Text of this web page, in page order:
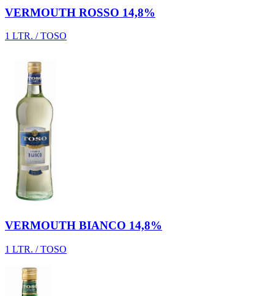
VERMOUTH ROSSO 14,8%
1 LTR. / TOSO
VERMOUTH BIANCO 14,8%
1 LTR. / TOSO